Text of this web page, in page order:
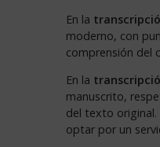
En la
moderno, con
comprensión del
En la
manuscrito,
del texto original.
optar por un